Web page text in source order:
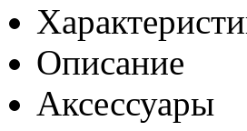
Описание
Аксессуары